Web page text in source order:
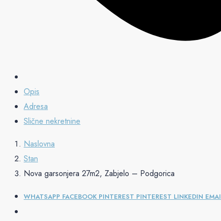
Opis
Adresa
Slične nekretnine
Naslovna
Stan
Nova garsonjera 27m2, Zabjelo – Podgorica
WHATSAPP FACEBOOK PINTEREST PINTEREST LINKEDIN